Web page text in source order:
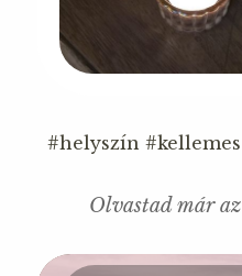
#helyszín
Olvastad már az